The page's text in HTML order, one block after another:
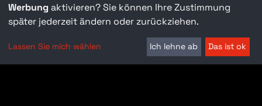
Werbung aktivieren? Sie können Ihre Zustimmung
später jederzeit ändern oder zurückziehen.
Lassen Sie mich wählen Ich lehne ab Das ist ok